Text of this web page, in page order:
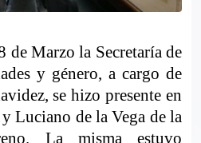
de Marzo la Secretaría de
y género, a cargo de
se hizo presente en
Luciano de la Vega de la
La misma estuvo